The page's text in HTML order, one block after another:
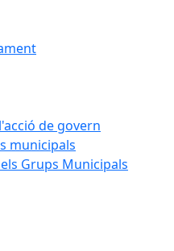
de govern
municipals
Grups Municipals